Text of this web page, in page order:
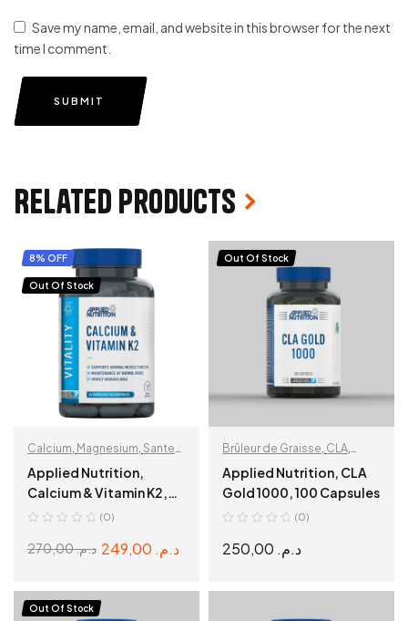
Save my name, email, and website in this browser for the next
time I comment.
SUBMIT
Related products
8% OFF
Out Of Stock
Calcium, Magnesium, Sante
et Bien Etre
Applied Nutrition,
Calcium & Vitamin K2,
60 Capsules(0)
د.م.270,00 د.م.
READ MORE
Out Of Stock
Brûleur de Graisse, CLA,
Sante et Bien Etre
Applied Nutrition, CLA
Gold 1000, 100 Capsules
(0)
د.م.
Out Of Stock